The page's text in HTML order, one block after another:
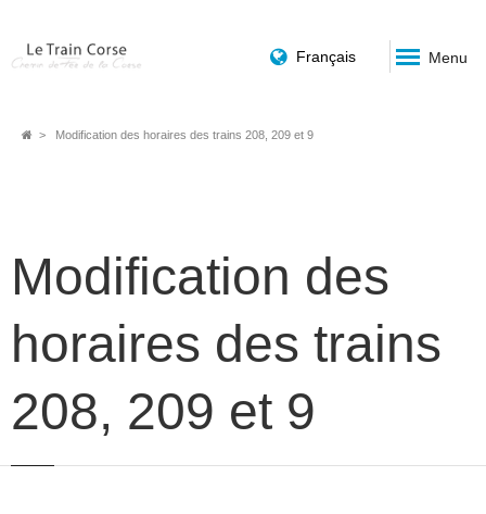
Français Menu
FilModification des horaires des trains 208, 209 et 9
Modification des
horaires des trains
208, 209 et 9